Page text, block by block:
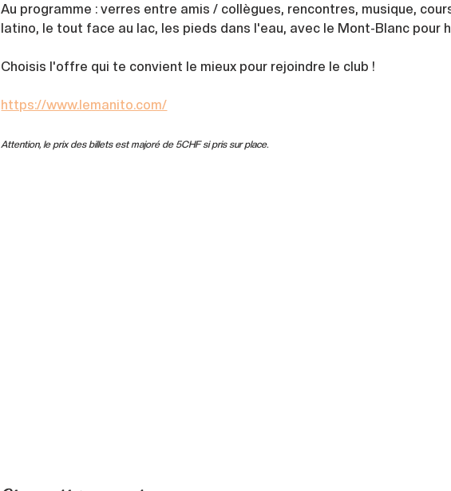
Au programme : verres entre amis / collègues, rencontres, musique,
latino, le tout face au lac, les pieds dans l'eau, avec le Mont-Blanc pour
Choisis l'offre qui te convient le mieux pour rejoindre le club !
https://www.lemanito.com/
Attention, le prix des billets est majoré de 5CHF si pris sur place.